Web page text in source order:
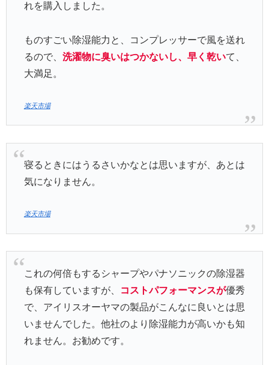
れを購入しました。
ものすごい除湿能力と、コンプレッサーで風を送れ
るので、 洗濯物に臭いはつかないし、早く乾いて、
大満足。
楽天市場
寝るときにはうるさいかなとは思いますが、あとは
気になりません。
楽天市場
これの何倍もするシャープやパナソニックの除湿器
も保有していますが、
コストパフォーマンスが優秀
で、アイリスオーヤマの製品がこんなに良いとは思
いませんでした。他社のより除湿能力が高いかも知
れません。お勧めです。